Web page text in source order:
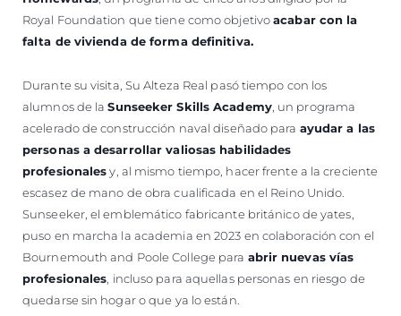
Royal Foundation que tiene como objetivoacabar con la
falta de vivienda de forma definitiva.
Durante su visita, Su Alteza Real pasó tiempo con los
alumnos de laSunseeker Skills Academy, un programa
acelerado de construcción naval diseñado para ayudar a las
personas a desarrollar valiosas habilidades
profesionalesy, al mismo tiempo, hacer frente a la creciente
escasez de mano de obra cualificada en el Reino Unido.
Sunseeker, el emblemático fabricante británico de yates,
puso en marcha la academia en 2023 en colaboración con el
Bournemouth and Poole College para abrir nuevas vías
profesionales , incluso para aquellas personas en riesgo de
quedarse sin hogar o que ya lo están.